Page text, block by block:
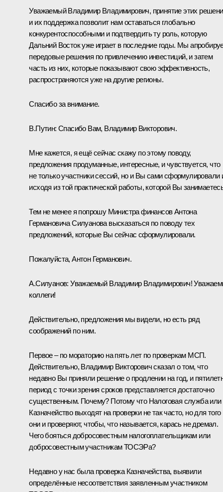
Уважаемый Владимир Владимирович, принятие этих
и их поддержка позволит нам оставаться глобально
конкурентоспособными и подтвердить ту роль, которую
Дальний Восток уже играет в последние годы. Мы
передовые решения по привлечению инвестиций, и затем
часть из них, которые показывают свою эффективность,
распространяются уже на другие регионы.
Спасибо за внимание.
В.Путин: Спасибо Вам, Владимир Викторович.
Мне кажется, я ещё сейчас скажу по этому поводу,
предложения продуманные, интересные, и чувствуется, что
не только участники сессий, но и Вы сами сформулировали
исходя из той практической работы, которой Вы
Тем не менее я попрошу Министра финансов Антона
Германовича Силуанова высказаться по поводу тех
предложений, которые Вы сейчас сформулировали.
Пожалуйста, Антон Германович.
А.Силуанов: Уважаемый Владимир Владимирович!
коллеги!
Действительно, предложения мы видели, но есть ряд
соображений по ним.
Первое – по мораторию на пять лет по проверкам МСП.
Действительно, Владимир Викторович сказал о том, что
недавно Вы приняли решение о продлении на год, и
период с точки зрения сроков представляется достаточно
существенным. Почему? Потому что Налоговая служба или
Казначейство выходят на проверки не так часто, но для того
они и проверяют, чтобы, что называется, карась не дремал.
Чего бояться добросовестным налогоплательщикам или
добросовестным участникам ТОСЭРа?
Недавно у нас была проверка Казначейства, выявили
определённые несоответствия заявленным участником